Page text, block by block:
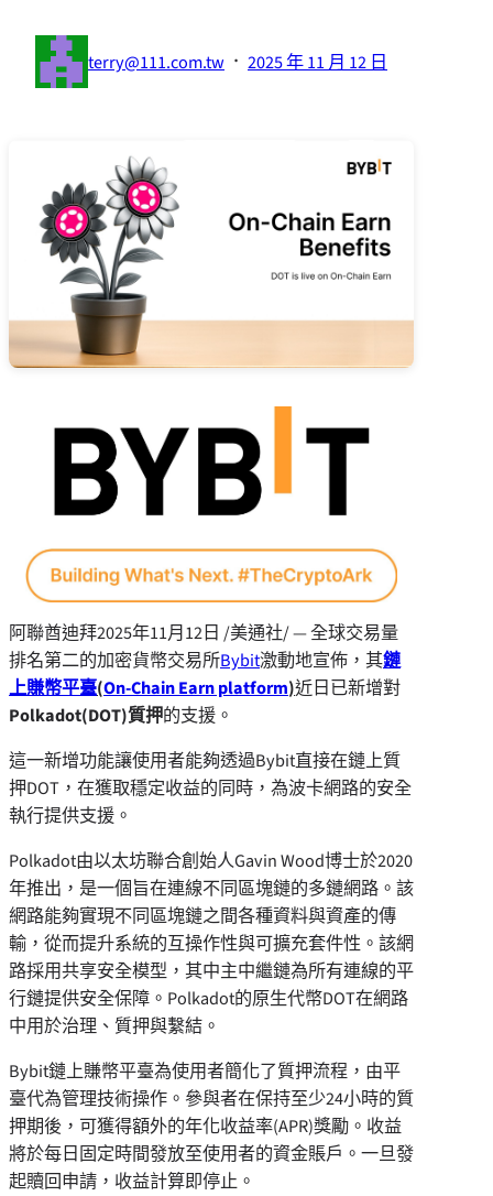
terry@111.com.tw · 2025 年 11 月 12 日
阿聯酋迪拜2025年11月12日 /美通社/ — 全球交易量
排名第二的加密貨幣交易所Bybit激動地宣佈，其鏈
上賺幣平臺(On-Chain Earn platform)近日已新增對
Polkadot(DOT)質押的支援。
這一新增功能讓使用者能夠透過Bybit直接在鏈上質
押DOT，在獲取穩定收益的同時，為波卡網路的安全
執行提供支援。
Polkadot由以太坊聯合創始人Gavin Wood博士於2020
年推出，是一個旨在連線不同區塊鏈的多鏈網路。該
網路能夠實現不同區塊鏈之間各種資料與資產的傳
輸，從而提升系統的互操作性與可擴充套件性。該網
路採用共享安全模型，其中主中繼鏈為所有連線的平
行鏈提供安全保障。 Polkadot的原生代幣DOT在網路
中用於治理、質押與繫結。
Bybit鏈上賺幣平臺為使用者簡化了質押流程，由平
臺代為管理技術操作。參與者在保持至少24小時的質
押期後，可獲得額外的年化收益率(APR)獎勵。收益
將於每日固定時間發放至使用者的資金賬戶。一旦發
起贖回申請，收益計算即停止。